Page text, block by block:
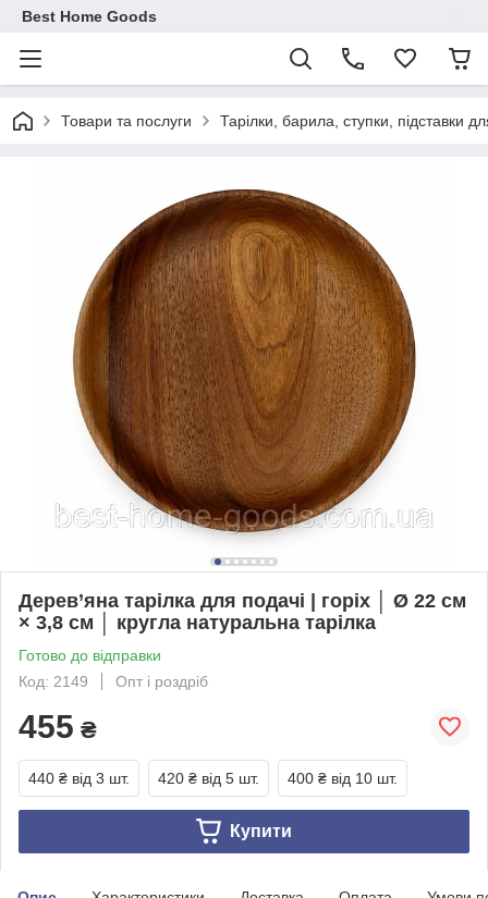
Best Home Goods
Товари та послуги Тарілки, барила, ступки, підставки
Дерев’яна тарілка для подачі | горіх │ Ø 22 см
× 3,8 см │ кругла натуральна тарілка
Готово до відправки
Код: 2149
Опт і роздріб
455 ₴
440 ₴ від 3 шт. 420 ₴ від 5 шт. 400 ₴ від 10 шт.
Купити